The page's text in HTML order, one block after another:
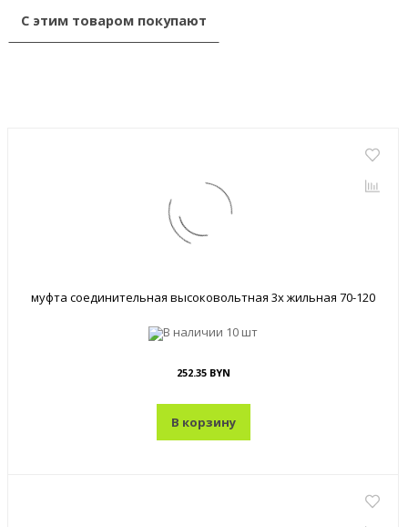
С этим товаром покупают
муфта соединительная высоковольтная 3х жильная 70-120
В наличии 10 шт
252.35 BYN
В корзину